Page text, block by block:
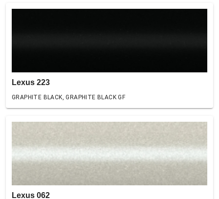
Lexus 223
GRAPHITE BLACK, GRAPHITE BLACK GF
Lexus 062